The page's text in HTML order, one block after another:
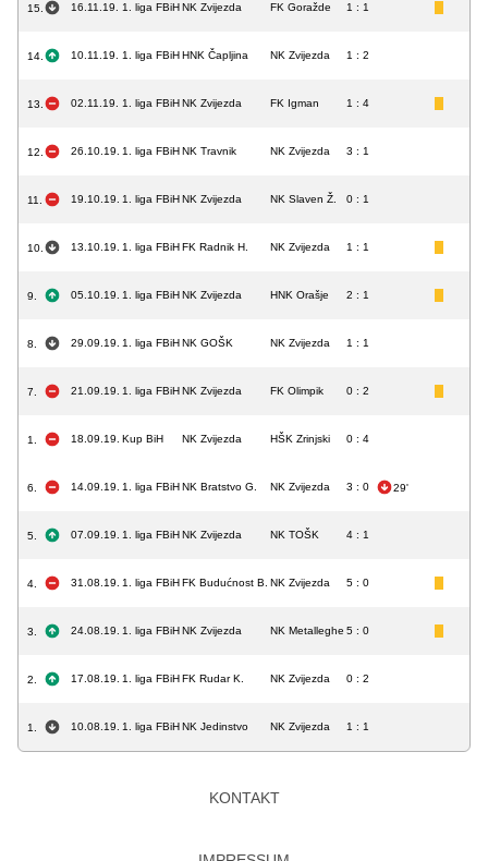
15. 16.11.19. 1. liga FBiHNK Zvijezda FK Goražde 1 : 1
14. 10.11.19. 1. liga FBiHHNK Čapljina NK Zvijezda 1 : 2
13. 02.11.19. 1. liga FBiHNK Zvijezda FK Igman 1 : 4
12. 26.10.19. 1. liga FBiHNK Travnik NK Zvijezda 3 : 1
11. 19.10.19. 1. liga FBiHNK Zvijezda NK Slaven Ž. 0 : 1
10. 13.10.19. 1. liga FBiHFK Radnik H. NK Zvijezda 1 : 1
9. 05.10.19. 1. liga FBiHNK Zvijezda HNK Orašje 2 : 1
8. 29.09.19. 1. liga FBiHNK GOŠK NK Zvijezda 1 : 1
7. 21.09.19. 1. liga FBiHNK Zvijezda FK Olimpik 0 : 2
1. 18.09.19. Kup BiH NK Zvijezda HŠK Zrinjski 0 : 4
6. 14.09.19. 1. liga FBiHNK Bratstvo G. NK Zvijezda 3 : 0 29'
5. 07.09.19. 1. liga FBiHNK Zvijezda NK TOŠK 4 : 1
4. 31.08.19. 1. liga FBiHFK Budućnost B. NK Zvijezda 5 : 0
3. 24.08.19. 1. liga FBiHNK Zvijezda NK Metalleghe 5 : 0
2. 17.08.19. 1. liga FBiHFK Rudar K. NK Zvijezda 0 : 2
1. 10.08.19. 1. liga FBiHNK Jedinstvo NK Zvijezda 1 : 1
KONTAKT